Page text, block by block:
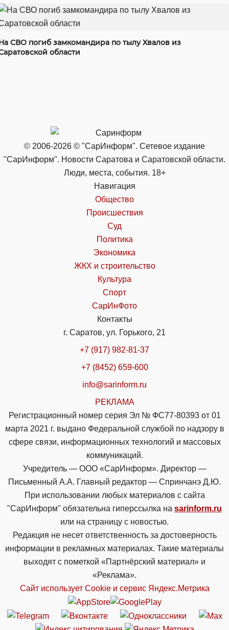
СВО погиб замкомандира по тылу Хвалов из
области
© 2006-2026 © "СарИнформ". Сетевое издание
"СарИнформ". Новости Саратова и Саратовской области.
Люди, места, события. 18+
Навигация
Общество
Происшествия
Суд
Политика
Экономика
ЖКХ и строительство
Культура
Спорт
СарИнФото
Контакты
г. Саратов, ул. Горького, 21
+7 (917) 982-81-37
+7 (8452) 659-600
info@sarinform.ru
РЕКЛАМА
Регистрационный номер серия Эл № ФС77-80393 от 01
марта 2021 г. выдано Федеральной службой по надзору в
сфере связи, информационных технологий и массовых
коммуникаций.
Учредитель — ООО «СарИнформ». Директор —
Письменный А.А. Главный редактор — Спринчанэ Д.Ю.
При использовании любых материалов с сайта
"СарИнформ" обязательна гиперссылка на sarinform.ru
или на страницу с новостью.
Редакция не несет ответственность за достоверность
информации в рекламных материалах. Такие материалы
выходят с пометкой «Партнёрский материал» и
«Реклама».
Сайт использует Cookie и сервиc Яндекс.Метрика